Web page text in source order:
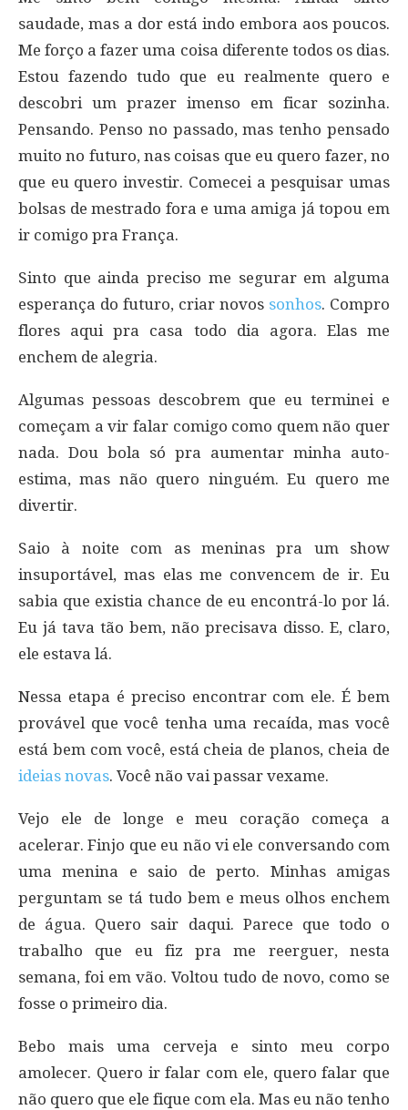
saudade, mas a dor está indo embora aos poucos.
Me forço a fazer uma coisa diferente todos os dias.
Estou fazendo tudo que eu realmente quero e
descobri um prazer imenso em ficar sozinha.
Pensando. Penso no passado, mas tenho pensado
muito no futuro, nas coisas que eu quero fazer, no
que eu quero investir. Comecei a pesquisar umas
bolsas de mestrado fora e uma amiga já topou em
ir comigo pra França.
Sinto que ainda preciso me segurar em alguma
esperança do futuro, criar novos sonhos. Compro
flores aqui pra casa todo dia agora. Elas me
enchem de alegria.
Algumas pessoas descobrem que eu terminei e
começam a vir falar comigo como quem não quer
nada. Dou bola só pra aumentar minha auto-
estima, mas não quero ninguém. Eu quero me
divertir.
Saio à noite com as meninas pra um show
insuportável, mas elas me convencem de ir. Eu
sabia que existia chance de eu encontrá-lo por lá.
Eu já tava tão bem, não precisava disso. E, claro,
ele estava lá.
Nessa etapa é preciso encontrar com ele. É bem
provável que você tenha uma recaída, mas você
está bem com você, está cheia de planos, cheia de
ideias novas. Você não vai passar vexame.
Vejo ele de longe e meu coração começa a
acelerar. Finjo que eu não vi ele conversando com
uma menina e saio de perto. Minhas amigas
perguntam se tá tudo bem e meus olhos enchem
de água. Quero sair daqui. Parece que todo o
trabalho que eu fiz pra me reerguer, nesta
semana, foi em vão. Voltou tudo de novo, como se
fosse o primeiro dia.
Bebo mais uma cerveja e sinto meu corpo
amolecer. Quero ir falar com ele, quero falar que
não quero que ele fique com ela. Mas eu não tenho